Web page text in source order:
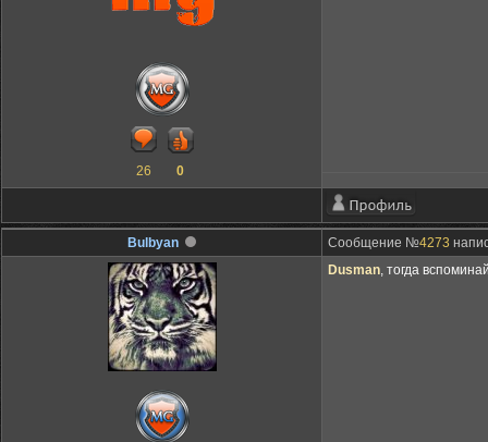
26 0
Bulbyan Сообщение №4273
Dusman, тогда